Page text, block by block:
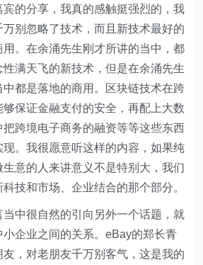
的分享，我真的感触挺强烈的，我
别忽略了技术，而且新技术最好的
用。在余涌先生刚才所讲的当中，都
满天飞的新技术，但是在余涌先生
都是落地的商用。区块链技术在跨
保证金融支付的安全，再配上大数
跨境电子商务的融资等等这些东西
。我很愿意听这样的内容，如果纯
意的人来讲意义不是特别大，我们
技和市场、企业结合的那个部分。
中很自然的引向另外一个话题，就
企业之间的关系。eBay的郑长青
，对老朋友千万别客气，这是我的